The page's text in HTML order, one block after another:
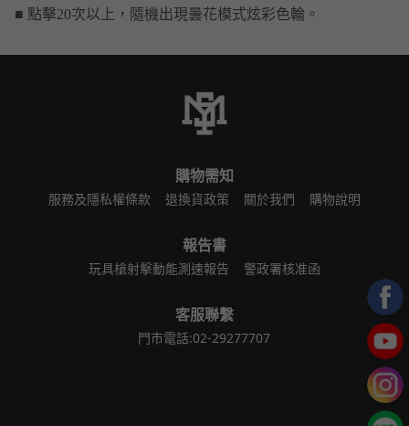
■ 點擊20次以上，隨機出現曇花模式炫彩色輪。
購物需知
服務及隱私權條款 退換貨政策 關於我們 購物說明
報告書
玩具槍射擊動能測速報告 警政署核准函
客服聯繫
門市電話:02-29277707